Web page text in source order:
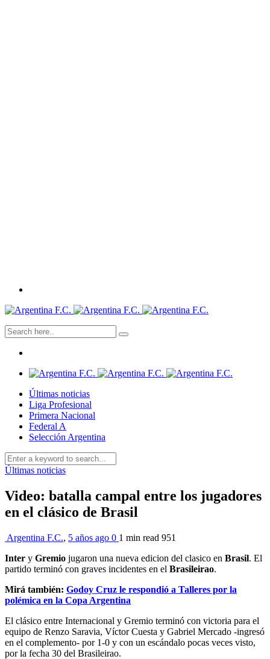
Últimas noticias
Liga Profesional
Primera Nacional
Federal A
Selección Argentina
Últimas noticias
Video: batalla campal entre los jugadores
en el clásico de Brasil
Argentina F.C., 5 años ago 0 1 min read 951
Inter y Gremio jugaron una nueva edicion del clasico en Brasil. El
partido terminó con graves incidentes en el Brasileirao.
Mirá también: Godoy Cruz le respondió a Talleres por la
polémica en la Copa Argentina
El clásico entre Internacional y Gremio terminó con victoria para el
equipo de Renzo Saravia, Víctor Cuesta y Gabriel Mercado -ingresó
en el complemento- por 1-0 y con un escándalo pocas veces visto,
por la fecha 30 del Brasileirao.